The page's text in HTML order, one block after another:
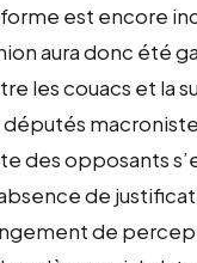
est encore
aura donc été
les couacs et la
députés
des opposants
de
de